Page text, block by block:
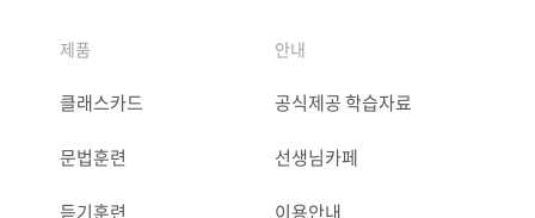
제품
클래스카드
문법훈련
듣기훈련
안내
공식제공 학습자료
선생님카페
이용안내